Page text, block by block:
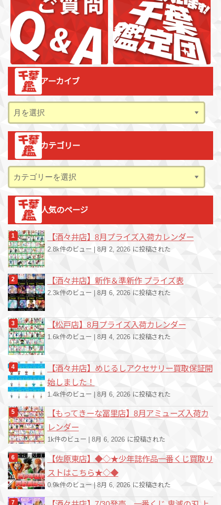
アーカイブ
ー
カ
カテゴリー
テ
ゴ
人気のページ
【酒々井店】8月プライズ入荷カレンダー
2.8k件のビュー 8月 2, 2026 に投稿された
【酒々井店】新作＆準新作 プライズ表
2.3k件のビュー 8月 6, 2026 に投稿された
【松戸店】8月プライズ入荷カレンダー
1.6k件のビュー | 8月 4, 2026 に投稿された
【酒々井店】めじるしアクセサリー買取保証開
始しました！
1.4k件のビュー 8月 6, 2026 に投稿された
【もってきーな冨里店】8月アミューズ入荷カ
レンダー
1k件のビュー 8月 6, 2026 に投稿された
【佐原東店】◆◇★少年誌作品一番くじ買取リ
ストはこちら★◇◆
0.9k件のビュー 8月 6, 2026 に投稿された